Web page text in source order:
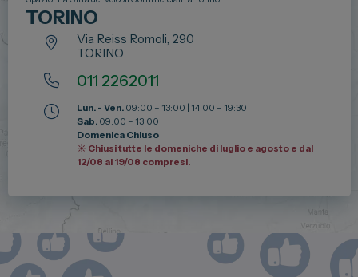
TORINO
Via Reiss Romoli, 290
TORINO
011 2262011
Lun. - Ven. 09:00 – 13:00 | 14:00 – 19:30
Sab. 09:00 – 13:00
Domenica Chiuso
☀️ Chiusi tutte le domeniche di luglio e agosto e dal
12/08 al 19/08 compresi.